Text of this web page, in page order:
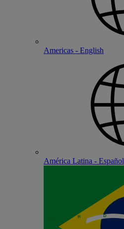
Americas - English
América Latina - Español